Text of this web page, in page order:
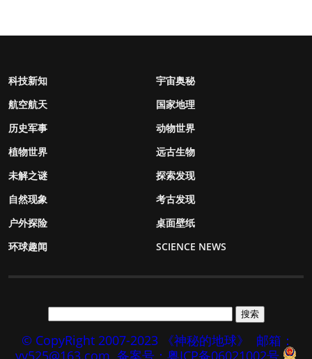
科技新知
宇宙奥秘
航空航天
国家地理
历史军事
动物世界
植物世界
远古生物
未解之谜
探索发现
自然现象
考古发现
户外探险
桌面壁纸
环球趣闻
SCIENCE NEWS
© CopyRight 2007-2023 《神秘的地球》
邮箱：
yy525@163.com 备案号：粤ICP备06021002号